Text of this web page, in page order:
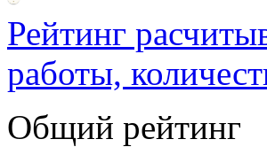
Рейтинг
работы,
Общий рейтинг